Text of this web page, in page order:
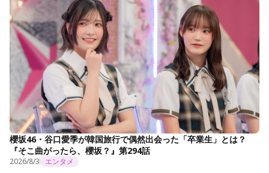
櫻坂46・谷口愛季が韓国旅行で偶然出会った「卒業生」とは？
『そこ曲がったら、櫻坂？』第294話
2026/8/3 エンタメ